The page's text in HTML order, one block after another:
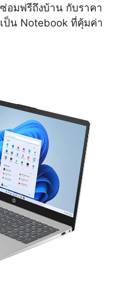
อมฟรีถึงบ้าน กับราคา
ป็น Notebook ที่คุ้มค่า